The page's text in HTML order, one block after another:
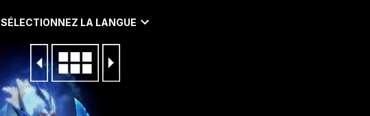
SÉLECTIONNEZ LA LANGUE